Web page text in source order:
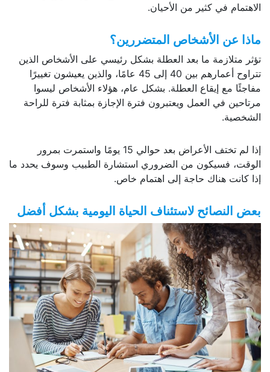
الاهتمام في كثير من الأحيان.
ماذا عن الأشخاص المتضررين؟
تؤثر متلازمة ما بعد العطلة بشكل رئيسي على الأشخاص الذين
تتراوح أعمارهم بين 40 إلى 45 عامًا، والذين يعيشون تغييرًا
مفاجئًا مع إيقاع العطلة. بشكل عام، هؤلاء الأشخاص ليسوا
مرتاحين في العمل ويعتبرون فترة الإجازة بمثابة فترة للراحة
الشخصية.
إذا لم تختف الأعراض بعد حوالي 15 يومًا واستمرت بمرور
الوقت، فسيكون من الضروري استشارة الطبيب وسوف يحدد ما
إذا كانت هناك حاجة إلى اهتمام خاص.
بعض النصائح لاستئناف الحياة اليومية بشكل أفضل